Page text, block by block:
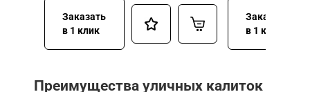
Заказать
в 1 клик
Заказать
в 1 клик
Преимущества уличных калиток